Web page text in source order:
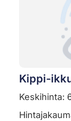
Kippi-
Keskihinta: